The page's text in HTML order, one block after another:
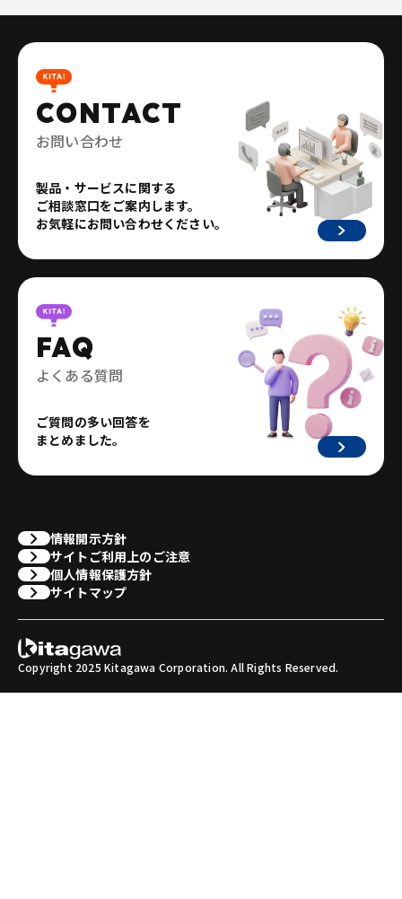
CONTACT
お問い合わせ
製品・サービスに関する
ご相談窓口をご案内します。
お気軽にお問い合わせください。
FAQ
よくある質問
ご質問の多い回答を
まとめました。
情報開示方針
サイトご利用上のご注意
個人情報保護方針
サイトマップ
Copyright 2025 Kitagawa Corporation. All Rights Reserved.